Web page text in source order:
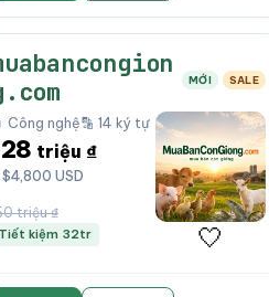
MỚI SALE
Công nghệ🔡 14 ký tự
triệu ₫
$4,800 USD
triệu ₫
Tiết kiệm 32tr 🤍